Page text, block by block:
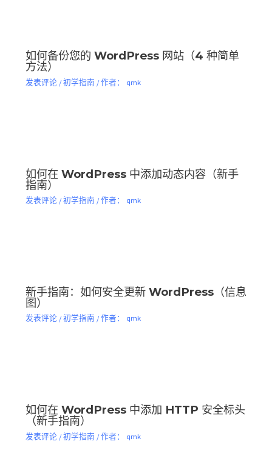
如何备份您的 WordPress 网站（4 种简单
方法）
发表评论 /初学指南 / 作者： qmk
如何在 WordPress 中添加动态内容（新手
指南）
发表评论 /初学指南 / 作者： qmk
新手指南：如何安全更新 WordPress（信息
图）
发表评论 /初学指南 / 作者： qmk
如何在 WordPress 中添加 HTTP 安全标头
（新手指南）
发表评论 /初学指南 / 作者： qmk